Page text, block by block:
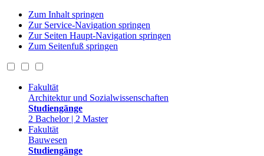
Zum Inhalt springen
Zur Service-Navigation springen
Zur Seiten Haupt-Navigation springen
Zum Seitenfuß springen
Fakultät
Architektur und Sozialwissenschaften
Studiengänge
2 Bachelor | 2 Master
Fakultät
Bauwesen
Studiengänge